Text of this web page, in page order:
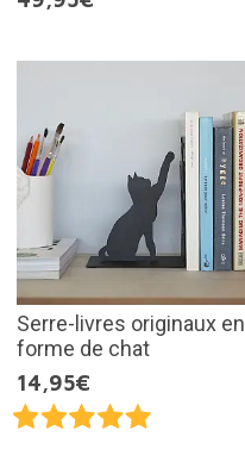
Serre-livres originaux en
forme de chat
14,95€